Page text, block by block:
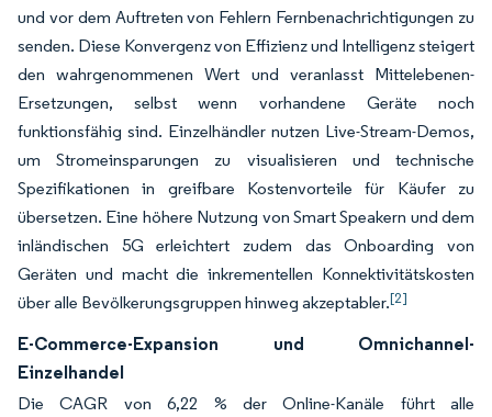
und vor dem Auftreten von Fehlern Fernbenachrichtigungen zu
senden. Diese Konvergenz von Effizienz und Intelligenz steigert
den wahrgenommenen Wert und veranlasst Mittelebenen-
Ersetzungen, selbst wenn vorhandene Geräte noch
funktionsfähig sind. Einzelhändler nutzen Live-Stream-Demos,
um Stromeinsparungen zu visualisieren und technische
Spezifikationen in greifbare Kostenvorteile für Käufer zu
übersetzen. Eine höhere Nutzung von Smart Speakern und dem
inländischen 5G erleichtert zudem das Onboarding von
Geräten und macht die inkrementellen Konnektivitätskosten
über alle Bevölkerungsgruppen hinweg akzeptabler.[2]
E-Commerce-Expansion und Omnichannel-
Einzelhandel
Die CAGR von 6,22 % der Online-Kanäle führt alle